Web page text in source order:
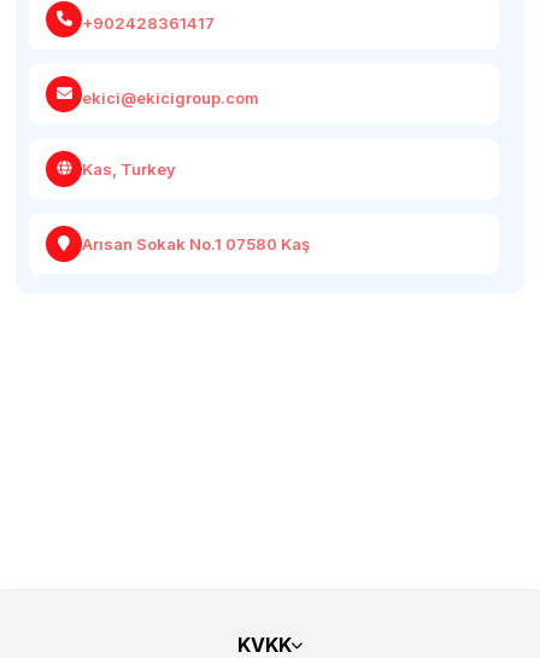
+902428361417
ekici@ekicigroup.com
Kas, Turkey
Arısan Sokak No.1 07580 Kaş
KVKK